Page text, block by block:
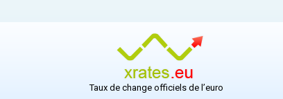
Taux de change officiels de l’euro